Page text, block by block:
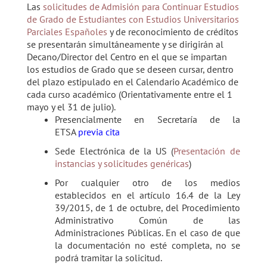
Lassolicitudes de Admisión para Continuar Estudios
de Grado de Estudiantes con Estudios Universitarios
Parciales Españoles y de reconocimiento de créditos
se presentarán simultáneamente y se dirigirán al
Decano/Director del Centro en el que se impartan
los estudios de Grado que se deseen cursar, dentro
del plazo estipulado en el Calendario Académico de
cada curso académico (Orientativamente entre el 1
mayo y el 31 de julio).
Presencialmente en Secretaría de la
ETSA previa cita
Sede Electrónica de la US (Presentación de
instancias y solicitudes genéricas)
Por cualquier otro de los medios
establecidos en el artículo 16.4 de la Ley
39/2015, de 1 de octubre, del Procedimiento
Administrativo Común de las
Administraciones Públicas. En el caso de que
la documentación no esté completa, no se
podrá tramitar la solicitud.